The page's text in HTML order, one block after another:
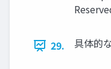
29. 具体的